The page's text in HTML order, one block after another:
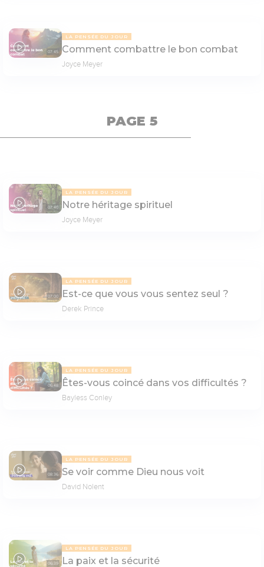
07:45
LA PENSÉE DU JOUR
Comment combattre le bon combat
Joyce Meyer
PAGE 5
07:40
LA PENSÉE DU JOUR
Notre héritage spirituel
Joyce Meyer
07:00
LA PENSÉE DU JOUR
Est-ce que vous vous sentez seul ?
Derek Prince
06:48
LA PENSÉE DU JOUR
Êtes-vous coincé dans vos difficultés ?
Bayless Conley
08:36
LA PENSÉE DU JOUR
Se voir comme Dieu nous voit
David Nolent
06:39
LA PENSÉE DU JOUR
La paix et la sécurité